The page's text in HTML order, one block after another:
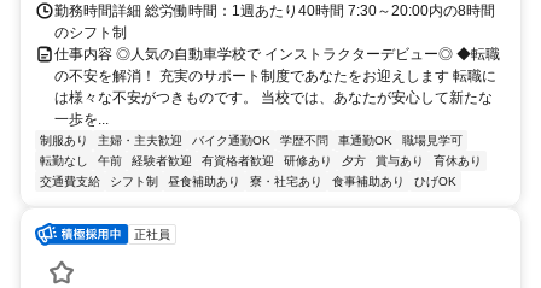
勤務時間詳細 総労働時間：1週あたり40時間 7:30～20:00内の8時間
のシフト制
仕事内容 ◎人気の自動車学校で インストラクターデビュー◎ ◆転職
の不安を解消！ 充実のサポート制度であなたをお迎えします 転職に
は様々な不安がつきものです。 当校では、あなたが安心して新たな
一歩を...
制服あり 主婦・主夫歓迎 バイク通勤OK 学歴不問 車通勤OK
職場見学可
転勤なし
午前 経験者歓迎 有資格者歓迎 研修あり 夕方 賞与あり
育休あり
交通費支給
シフト制 昼食補助あり 寮・社宅あり 食事補助あり ひげOK
正社員